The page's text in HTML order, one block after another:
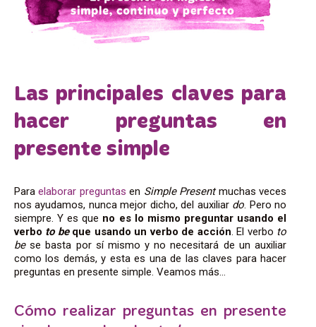
Las principales claves para
hacer preguntas en
presente simple
Paraelaborar preguntas en Simple Presentmuchas veces
nos ayudamos, nunca mejor dicho, del auxiliar do. Pero no
siempre. Y es que no es lo mismo preguntar usando el
verbo to beque usando un verbo de acción. El verbo to
bese basta por sí mismo y no necesitará de un auxiliar
como los demás, y esta es una de las claves para hacer
preguntas en presente simple. Veamos más…
Cómo realizar preguntas en presente